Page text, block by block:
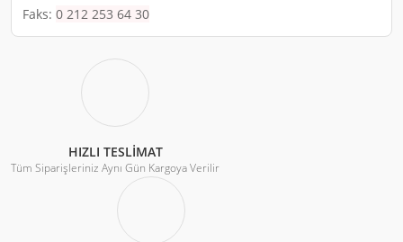
Faks: 0 212 253 64 30
HIZLI TESLİMAT
Tüm Siparişleriniz Aynı Gün Kargoya Verilir